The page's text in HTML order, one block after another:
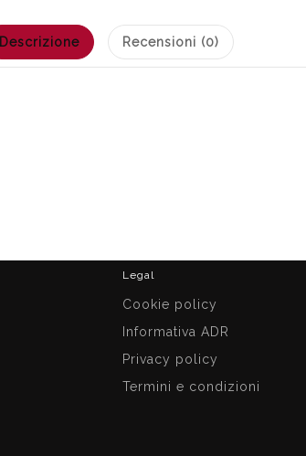
Descrizione Recensioni (0)
Legal
Cookie policy
Informativa ADR
Privacy policy
Termini e condizioni